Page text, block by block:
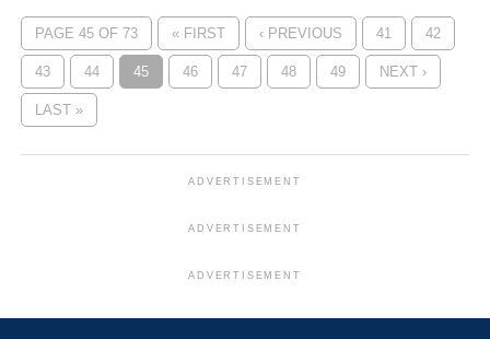
PAGE 45 OF 73 « FIRST ‹ PREVIOUS 41 42
43 44 45 46 47 48 49 NEXT ›
LAST »
ADVERTISEMENT
ADVERTISEMENT
ADVERTISEMENT